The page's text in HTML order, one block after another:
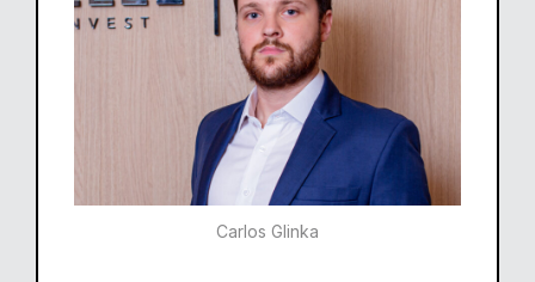
Carlos Glinka